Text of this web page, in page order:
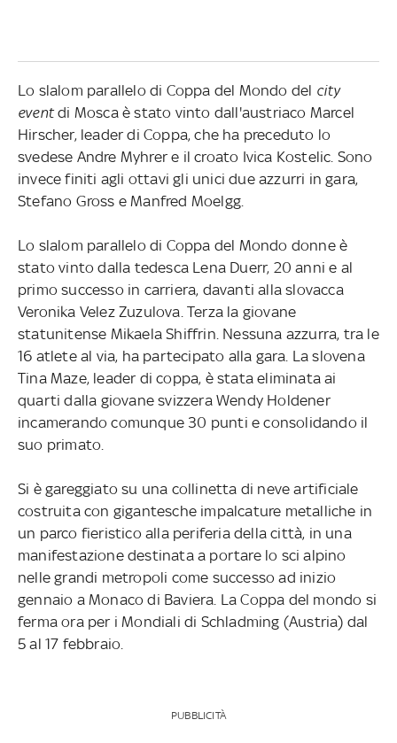
Lo slalom parallelo di Coppa del Mondo del city
eventdi Mosca è stato vinto dall'austriaco Marcel
Hirscher, leader di Coppa, che ha preceduto lo
svedese Andre Myhrer e il croato Ivica Kostelic. Sono
invece finiti agli ottavi gli unici due azzurri in gara,
Stefano Gross e Manfred Moelgg.
Lo slalom parallelo di Coppa del Mondo donne è
stato vinto dalla tedesca Lena Duerr, 20 anni e al
primo successo in carriera, davanti alla slovacca
Veronika Velez Zuzulova. Terza la giovane
statunitense Mikaela Shiffrin. Nessuna azzurra, tra le
16 atlete al via, ha partecipato alla gara. La slovena
Tina Maze, leader di coppa, è stata eliminata ai
quarti dalla giovane svizzera Wendy Holdener
incamerando comunque 30 punti e consolidando il
suo primato.
Si è gareggiato su una collinetta di neve artificiale
costruita con gigantesche impalcature metalliche in
un parco fieristico alla periferia della città, in una
manifestazione destinata a portare lo sci alpino
nelle grandi metropoli come successo ad inizio
gennaio a Monaco di Baviera. La Coppa del mondo si
ferma ora per i Mondiali di Schladming (Austria) dal
5 al 17 febbraio.
PUBBLICITÀ